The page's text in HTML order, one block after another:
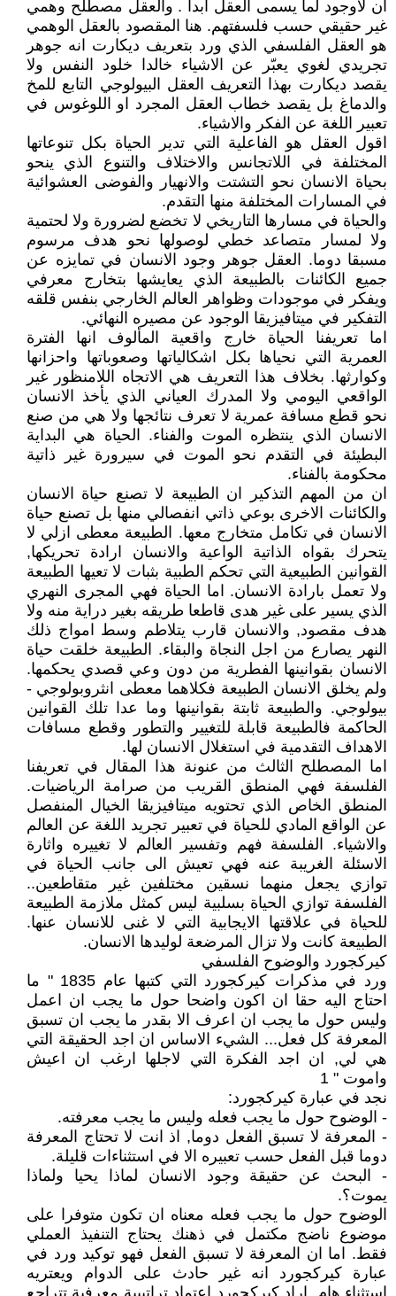
ان لاوجود لما يسمى العقل ابدا . والعقل مصطلح وهمي
غير حقيقي حسب فلسفتهم. هنا المقصود بالعقل الوهمي
هو العقل الفلسفي الذي ورد بتعريف ديكارت انه جوهر
تجريدي لغوي يعبّر عن الاشياء خالدا خلود النفس ولا
يقصد ديكارت بهذا التعريف العقل البيولوجي التابع للمخ
والدماغ بل يقصد خطاب العقل المجرد او اللوغوس في
تعبير اللغة عن الفكر والاشياء.
اقول العقل هو الفاعلية التي تدير الحياة بكل تنوعاتها
المختلفة في اللاتجانس والاختلاف والتنوع الذي ينحو
بحياة الانسان نحو التشتت والانهيار والفوضى العشوائية
في المسارات المختلفة منها التقدم.
والحياة في مسارها التاريخي لا تخضع لضرورة ولا لحتمية
ولا لمسار متصاعد خطي لوصولها نحو هدف مرسوم
مسبقا دوما. العقل جوهر وجود الانسان في تمايزه عن
جميع الكائنات بالطبيعة الذي يعايشها بتخارج معرفي
ويفكر في موجودات وظواهر العالم الخارجي بنفس قلقه
التفكير في ميتافيزيقا الوجود عن مصيره النهائي.
اما تعريفنا الحياة خارج واقعية المألوف انها الفترة
العمرية التي نحياها بكل اشكالياتها وصعوباتها واحزانها
وكوارثها. بخلاف هذا التعريف هي الاتجاه اللامنظور غير
الواقعي اليومي ولا المدرك العياني الذي يأخذ الانسان
نحو قطع مسافة عمرية لا تعرف نتائجها ولا هي من صنع
الانسان الذي ينتظره الموت والفناء. الحياة هي البداية
البطيئة في التقدم نحو الموت في سيرورة غير ذاتية
محكومة بالفناء.
ان من المهم التذكير ان الطبيعة لا تصنع حياة الانسان
والكائنات الاخرى بوعي ذاتي انفصالي منها بل تصنع حياة
الانسان في تكامل متخارج معها. الطبيعة معطى ازلي لا
يتحرك بقواه الذاتية الواعية والانسان ارادة تحريكها,
القوانين الطبيعية التي تحكم الطبية بثبات لا تعيها الطبيعة
ولا تعمل بارادة الانسان. اما الحياة فهي المجرى النهري
الذي يسير على غير هدى قاطعا طريقه بغير دراية منه ولا
هدف مقصود, والانسان قارب يتلاطم وسط امواج ذلك
النهر يصارع من اجل النجاة والبقاء. الطبيعة خلقت حياة
الانسان بقوانينها الفطرية من دون وعي قصدي يحكمها.
ولم يخلق الانسان الطبيعة فكلاهما معطى انثروبولوجي -
بيولوجي. والطبيعة ثابتة بقوانينها وما عدا تلك القوانين
الحاكمة فالطبيعة قابلة للتغيير والتطور وقطع مسافات
الاهداف التقدمية في استغلال الانسان لها.
اما المصطلح الثالث من عنونة هذا المقال في تعريفنا
الفلسفة فهي المنطق القريب من صرامة الرياضيات.
المنطق الخاص الذي تحتويه ميتافيزيقا الخيال المنفصل
عن الواقع المادي للحياة في تعبير تجريد اللغة عن العالم
والاشياء. الفلسفة فهم وتفسير العالم لا تغييره واثارة
الاسئلة الغريبة عنه فهي تعيش الى جانب الحياة في
توازي يجعل منهما نسقين مختلفين غير متقاطعين..
الفلسفة توازي الحياة بسلبية ليس كمثل ملازمة الطبيعة
للحياة في علاقتها الايجابية التي لا غنى للانسان عنها.
الطبيعة كانت ولا تزال المرضعة لوليدها الانسان.
كيركجورد والوضوح الفلسفي
ورد في مذكرات كيركجورد التي كتبها عام 1835 " ما
احتاج اليه حقا ان اكون واضحا حول ما يجب ان اعمل
وليس حول ما يجب ان اعرف الا بقدر ما يجب ان تسبق
المعرفة كل فعل... الشيء الاساس ان اجد الحقيقة التي
هي لي, ان اجد الفكرة التي لاجلها ارغب ان اعيش
واموت " 1
نجد في عبارة كيركجورد:
- الوضوح حول ما يجب فعله وليس ما يجب معرفته.
- المعرفة لا تسبق الفعل دوما, اذ انت لا تحتاج المعرفة
دوما قبل الفعل حسب تعبيره الا في استثناءات قليلة.
- البحث عن حقيقة وجود الانسان لماذا يحيا ولماذا
يموت؟.
الوضوح حول ما يجب فعله معناه ان تكون متوفرا على
موضوع ناضج مكتمل في ذهنك يحتاج التنفيذ العملي
فقط. اما ان المعرفة لا تسبق الفعل فهو توكيد ورد في
عبارة كيركجورد انه غير حادث على الدوام ويعتريه